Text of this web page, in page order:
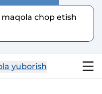
chop etish
yuborish